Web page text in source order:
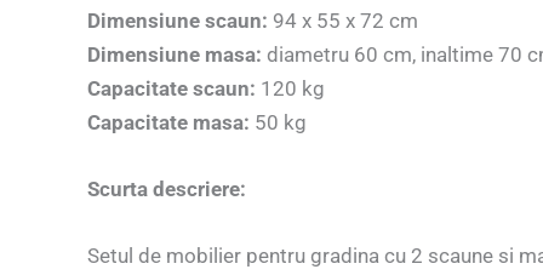
Dimensiune scaun: 94 x 55 x 72 cm
Dimensiune masa: diametru 60 cm, inaltime 70
Capacitate scaun: 120 kg
Capacitate masa: 50 kg
Scurta descriere:
Setul de mobilier pentru gradina cu 2 scaune si